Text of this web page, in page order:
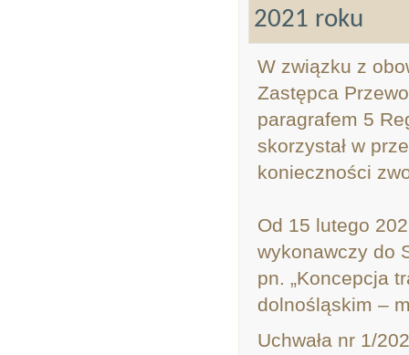
2021 roku
W związku z
Zastępca
paragrafem 5
skorzystał w
konieczności
Od 15 lutego
wykonawczy do
pn. „Koncepcja
dolnośląskim –
Uchwała nr 1/